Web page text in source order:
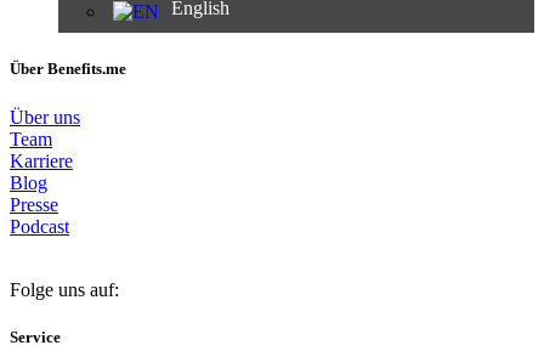
English
Über Benefits.me
Über uns
Team
Karriere
Blog
Presse
Podcast
Folge uns auf:
Service